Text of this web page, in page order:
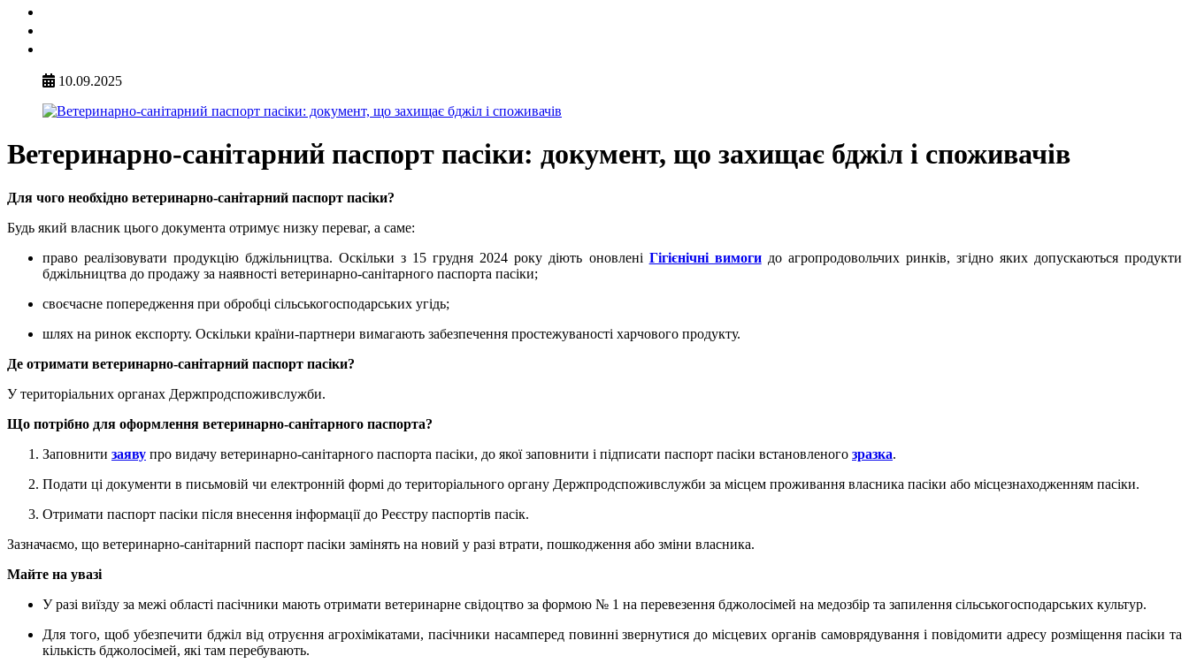
10.09.2025
Ветеринарно-санітарний паспорт пасіки: документ, що захищає бджіл і споживачів
Для чого необхідно ветеринарно-санітарний паспорт пасіки?
Будь який власник цього документа отримує низку переваг, а саме:
право реалізовувати продукцію бджільництва. Оскільки з 15 грудня 2024 року діють оновлені Гігієнічні вимоги до агропродовольчих ринків, згідно яких допускаються продукти
бджільництва до продажу за наявності ветеринарно-санітарного паспорта пасіки;
своєчасне попередження при обробці сільськогосподарських угідь;
шлях на ринок експорту. Оскільки країни-партнери вимагають забезпечення простежуваності харчового продукту.
Де отримати ветеринарно-санітарний паспорт пасіки?
У територіальних органах Держпродспоживслужби.
Що потрібно для оформлення ветеринарно-санітарного паспорта?
Заповнити заяву про видачу ветеринарно-санітарного паспорта пасіки, до якої заповнити і підписати паспорт пасіки встановленого зразка.
Подати ці документи в письмовій чи електронній формі до територіального органу Держпродспоживслужби за місцем проживання власника пасіки або місцезнаходженням пасіки.
Отримати паспорт пасіки після внесення інформації до Реєстру паспортів пасік.
Зазначаємо, що ветеринарно-санітарний паспорт пасіки замінять на новий у разі втрати, пошкодження або зміни власника.
Майте на увазі
У разі виїзду за межі області пасічники мають отримати ветеринарне свідоцтво за формою № 1 на перевезення бджолосімей на медозбір та запилення сільськогосподарських культур.
Для того, щоб убезпечити бджіл від отруєння агрохімікатами, пасічники насамперед повинні звернутися до місцевих органів самоврядування і повідомити адресу розміщення пасіки та
кількість бджолосімей, які там перебувають.